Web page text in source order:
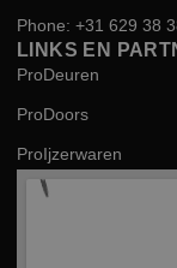
Phone: +31 629 38
LINKS EN
ProDeuren
ProDoors
ProIjzerwaren